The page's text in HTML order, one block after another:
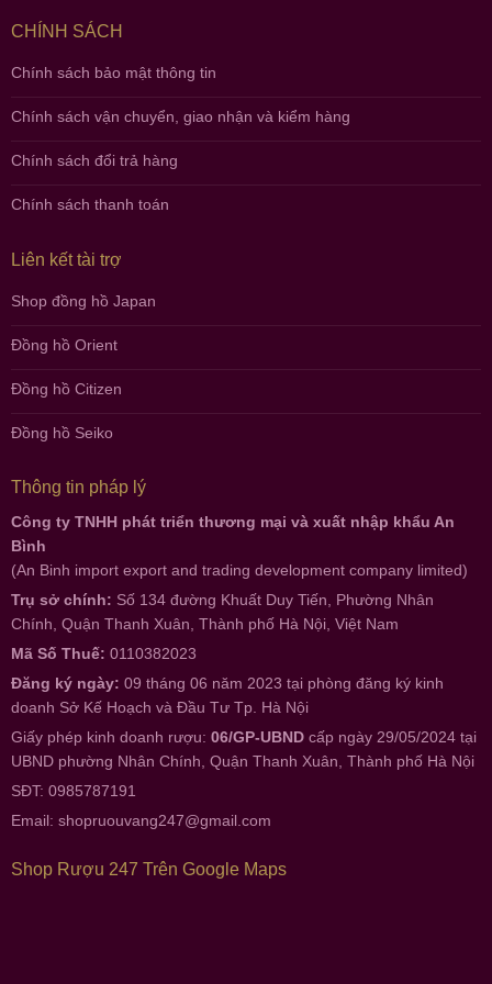
CHÍNH SÁCH
Chính sách bảo mật thông tin
Chính sách vận chuyển, giao nhận và kiểm hàng
Chính sách đổi trả hàng
Chính sách thanh toán
Liên kết tài trợ
Shop đồng hồ Japan
Đồng hồ Orient
Đồng hồ Citizen
Đồng hồ Seiko
Thông tin pháp lý
Công ty TNHH phát triển thương mại và xuất nhập khẩu An
Bình
(An Binh import export and trading development company limited)
Trụ sở chính: Số 134 đường Khuất Duy Tiến, Phường Nhân
Chính, Quận Thanh Xuân, Thành phố Hà Nội, Việt Nam
Mã Số Thuế: 0110382023
Đăng ký ngày: 09 tháng 06 năm 2023 tại phòng đăng ký kinh
doanh Sở Kế Hoạch và Đầu Tư Tp. Hà Nội
Giấy phép kinh doanh rượu: 06/GP-UBND cấp ngày 29/05/2024 tại
UBND phường Nhân Chính, Quận Thanh Xuân, Thành phố Hà Nội
SĐT: 0985787191
Email: shopruouvang247@gmail.com
Shop Rượu 247 Trên Google Maps